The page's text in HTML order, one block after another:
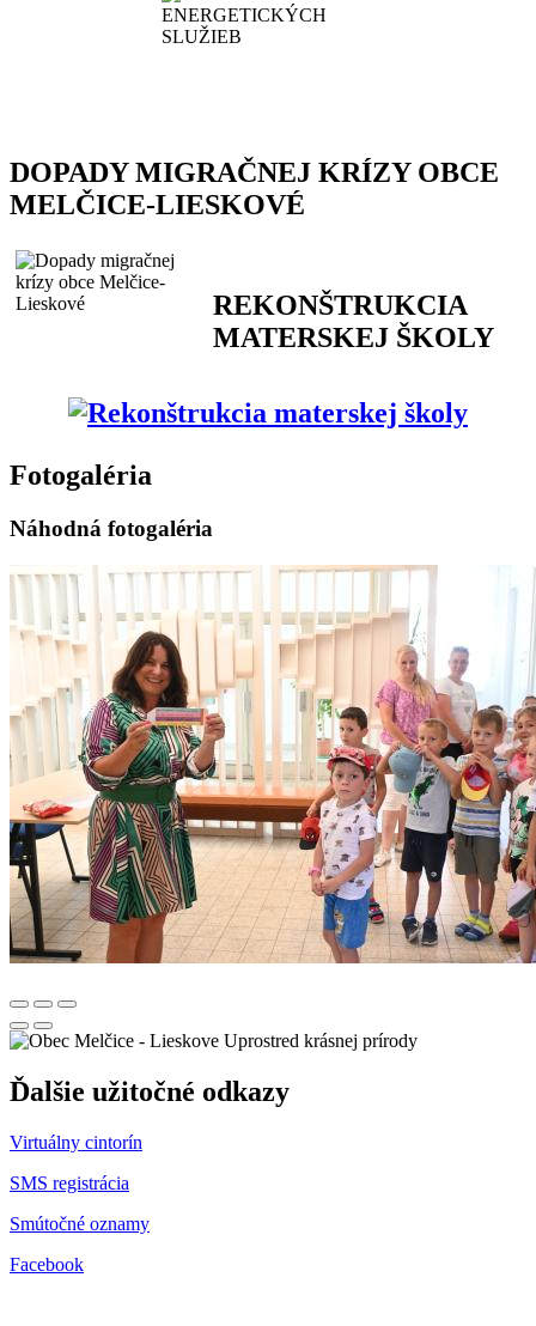
DOPADY MIGRAČNEJ KRÍZY OBCE
MELČICE-LIESKOVÉ
REKONŠTRUKCIA
MATERSKEJ ŠKOLY
Fotogaléria
Náhodná fotogaléria
Uprostred krásnej prírody
Ďalšie užitočné odkazy
Virtuálny cintorín
SMS registrácia
Smútočné oznamy
Facebook